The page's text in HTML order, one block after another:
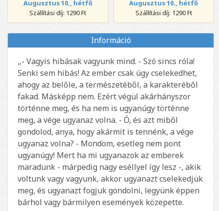
Augusztus 10., hétfő
Szállítási díj: 1290 Ft
Augusztus 10., hétfő
Szállítási díj: 1290 Ft
Információ
,,- Vagyis hibásak vagyunk mind. - Szó sincs róla!
Senki sem hibás! Az ember csak úgy cselekedhet,
ahogy az belőle, a természetéből, a karakteréből
fakad. Másképp nem. Ezért végül akárhányszor
történne meg, és ha nem is ugyanúgy történne
meg, a vége ugyanaz volna. - Ó, és azt miből
gondolod, anya, hogy akármit is tennénk, a vége
ugyanaz volna? - Mondom, esetleg nem pont
ugyanúgy! Mert ha mi ugyanazok az emberek
maradunk - márpedig nagy eséllyel így lesz -, akik
voltunk vagy vagyunk, akkor ugyanazt cselekedjük
meg, és ugyanazt fogjuk gondolni, legyünk éppen
bárhol vagy bármilyen események közepette.